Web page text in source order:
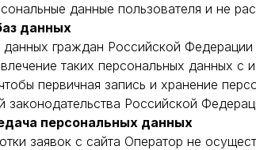
данные пользователя и не
данных
граждан Российской
таких персональных данных
первичная запись и хранение
Российской
персональных данных
заявок с сайта Оператор не